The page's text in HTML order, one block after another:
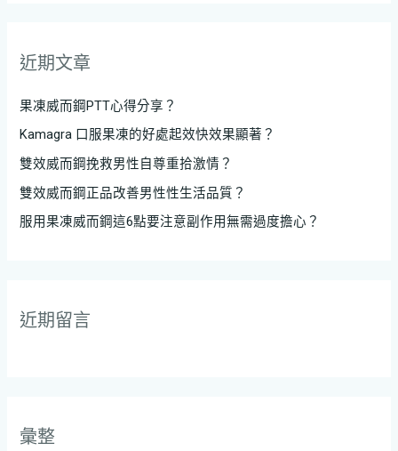
近期文章
果凍威而鋼PTT心得分享？
Kamagra 口服果凍的好處起效快效果顯著？
雙效威而鋼挽救男性自尊重拾激情？
雙效威而鋼正品改善男性性生活品質？
服用果凍威而鋼這6點要注意副作用無需過度擔心？
近期留言
彙整